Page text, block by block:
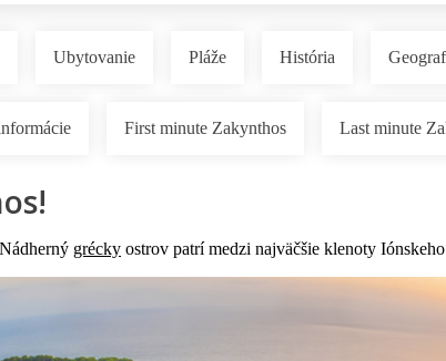
Ubytovanie Pláže História
First minute Zakynthos Last minute
grécky ostrov patrí medzi najväčšie klenoty